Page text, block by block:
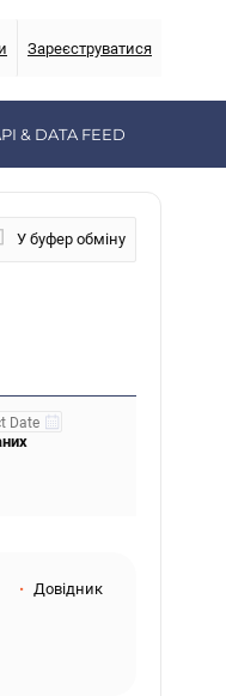
Зареєструватися
& DATA FEED
У буфер обміну
Довідник